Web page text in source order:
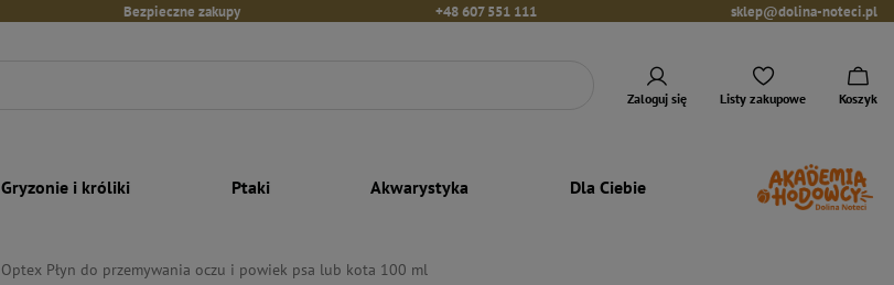
Bezpieczne zakupy +48 607 551 111 sklep@dolina-noteci.pl
Zaloguj się Listy zakupowe Koszyk
Gryzonie i króliki Ptaki Akwarystyka Dla Ciebie
Optex Płyn do przemywania oczu i powiek psa lub kota 100 ml